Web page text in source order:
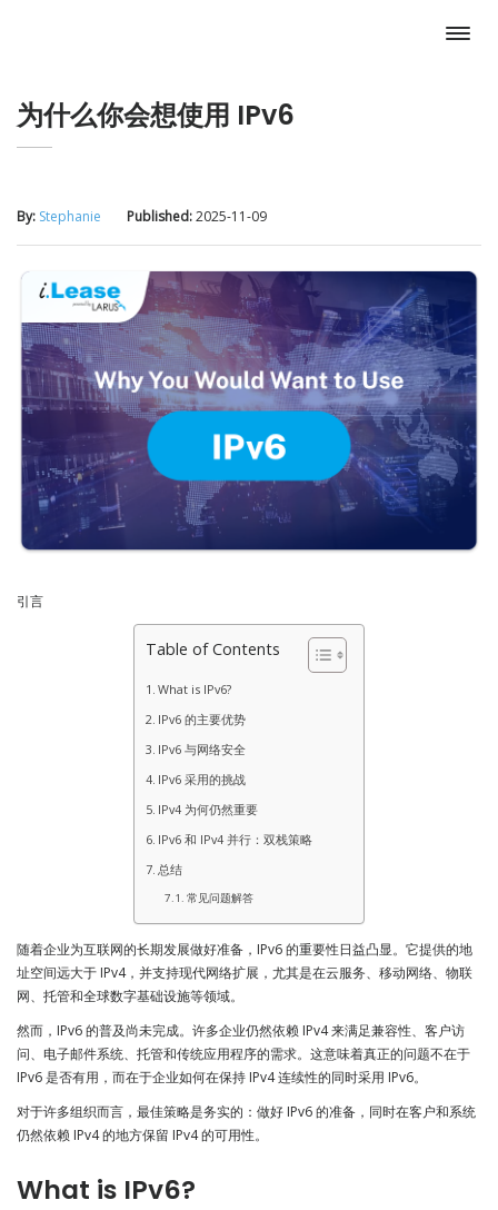
为什么你会想使用 IPv6
By: Stephanie Published:2025-11-09
引言
Table of Contents
What is IPv6?
IPv6 的主要优势
IPv6 与网络安全
IPv6 采用的挑战
IPv4 为何仍然重要
IPv6 和 IPv4 并行：双栈策略
总结
常见问题解答
随着企业为互联网的长期发展做好准备，IPv6 的重要性日益凸显。它提供的地
址空间远大于 IPv4，并支持现代网络扩展，尤其是在云服务、移动网络、物联
网、托管和全球数字基础设施等领域。
然而，IPv6 的普及尚未完成。许多企业仍然依赖 IPv4 来满足兼容性、客户访
问、电子邮件系统、托管和传统应用程序的需求。这意味着真正的问题不在于
IPv6 是否有用，而在于企业如何在保持 IPv4 连续性的同时采用 IPv6。
对于许多组织而言，最佳策略是务实的：做好 IPv6 的准备，同时在客户和系统
仍然依赖 IPv4 的地方保留 IPv4 的可用性。
What is IPv6?